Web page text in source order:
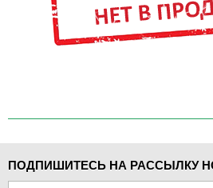
ПОДПИШИТЕСЬ НА РАССЫЛКУ